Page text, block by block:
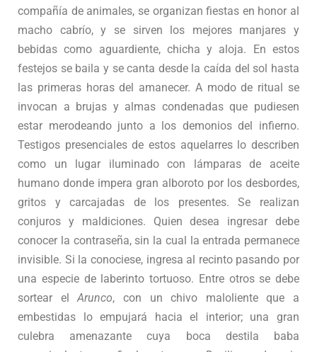
compañía de animales, se organizan fiestas en honor al
macho cabrío, y se sirven los mejores manjares y
bebidas como aguardiente, chicha y aloja. En estos
festejos se baila y se canta desde la caída del sol hasta
las primeras horas del amanecer. A modo de ritual se
invocan a brujas y almas condenadas que pudiesen
estar merodeando junto a los demonios del infierno.
Testigos presenciales de estos aquelarres lo describen
como un lugar iluminado con lámparas de aceite
humano donde impera gran alboroto por los desbordes,
gritos y carcajadas de los presentes. Se realizan
conjuros y maldiciones. Quien desea ingresar debe
conocer la contraseña, sin la cual la entrada permanece
invisible. Si la conociese, ingresa al recinto pasando por
una especie de laberinto tortuoso. Entre otros se debe
sortear elArunco, con un chivo maloliente que a
embestidas lo empujará hacia el interior; una gran
culebra amenazante cuya boca destila baba